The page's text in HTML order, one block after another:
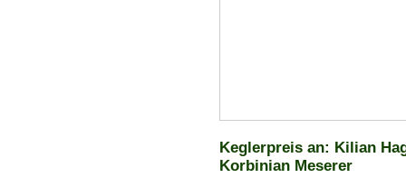
Keglerpreis an: Kilian
Korbinian Meserer